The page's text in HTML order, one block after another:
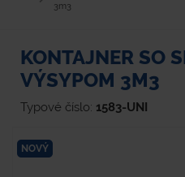
3m3
KONTAJNER SO
VÝSYPOM 3M3
Typové číslo: 1583-UNI
NOVÝ